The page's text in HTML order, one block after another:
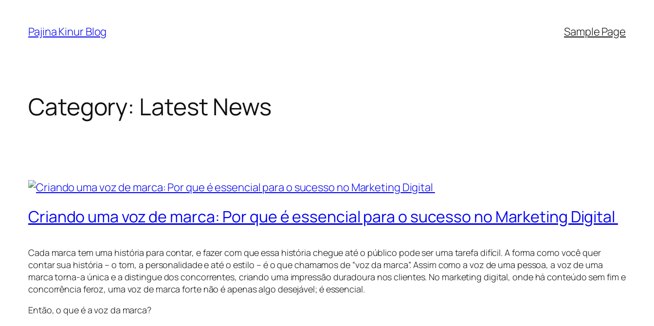
content
Pajina Kinur Blog Sample Page
Category: Latest News
Criando uma voz de marca: Por que é essencial para o sucesso no Marketing Digital
Cada marca tem uma história para contar, e fazer com que essa história chegue até o público pode ser uma tarefa difícil. A forma como você quer
contar sua história – o tom, a personalidade e até o estilo – é o que chamamos de “voz da marca”. Assim como a voz de uma pessoa, a voz de uma
marca torna-a única e a distingue dos concorrentes, criando uma impressão duradoura nos clientes. No marketing digital, onde há conteúdo sem fim e
concorrência feroz, uma voz de marca forte não é apenas algo desejável; é essencial.
Então, o que é a voz da marca?